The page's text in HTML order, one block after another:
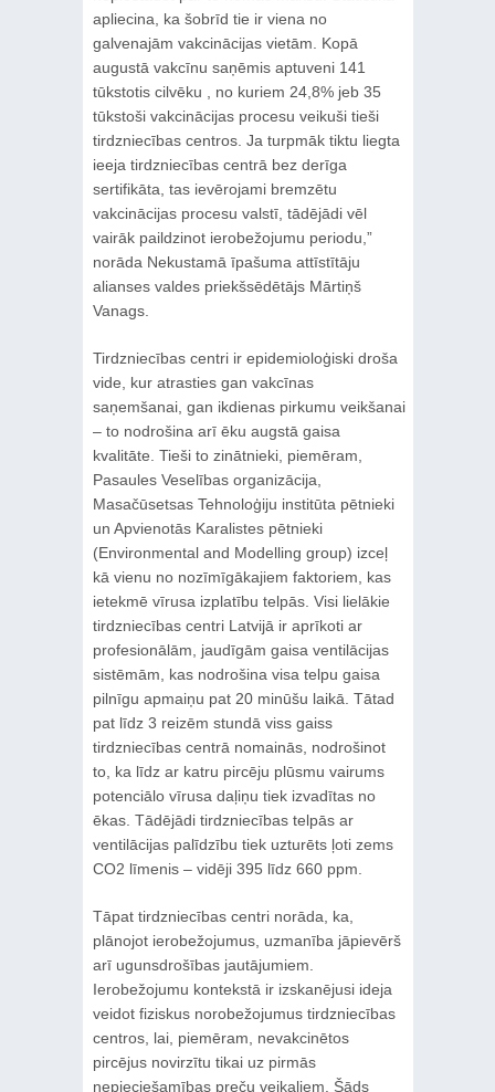
apliecina, ka šobrīd tie ir viena no
galvenajām vakcinācijas vietām. Kopā
augustā vakcīnu saņēmis aptuveni 141
tūkstotis cilvēku , no kuriem 24,8% jeb 35
tūkstoši vakcinācijas procesu veikuši tieši
tirdzniecības centros. Ja turpmāk tiktu liegta
ieeja tirdzniecības centrā bez derīga
sertifikāta, tas ievērojami bremzētu
vakcinācijas procesu valstī, tādējādi vēl
vairāk paildzinot ierobežojumu periodu,”
norāda Nekustamā īpašuma attīstītāju
alianses valdes priekšsēdētājs Mārtiņš
Vanags.
Tirdzniecības centri ir epidemioloģiski droša
vide, kur atrasties gan vakcīnas
saņemšanai, gan ikdienas pirkumu veikšanai
– to nodrošina arī ēku augstā gaisa
kvalitāte. Tieši to zinātnieki, piemēram,
Pasaules Veselības organizācija,
Masačūsetsas Tehnoloģiju institūta pētnieki
un Apvienotās Karalistes pētnieki
(Environmental and Modelling group) izceļ
kā vienu no nozīmīgākajiem faktoriem, kas
ietekmē vīrusa izplatību telpās. Visi lielākie
tirdzniecības centri Latvijā ir aprīkoti ar
profesionālām, jaudīgām gaisa ventilācijas
sistēmām, kas nodrošina visa telpu gaisa
pilnīgu apmaiņu pat 20 minūšu laikā. Tātad
pat līdz 3 reizēm stundā viss gaiss
tirdzniecības centrā nomainās, nodrošinot
to, ka līdz ar katru pircēju plūsmu vairums
potenciālo vīrusa daļiņu tiek izvadītas no
ēkas. Tādējādi tirdzniecības telpās ar
ventilācijas palīdzību tiek uzturēts ļoti zems
CO2 līmenis – vidēji 395 līdz 660 ppm.
Tāpat tirdzniecības centri norāda, ka,
plānojot ierobežojumus, uzmanība jāpievērš
arī ugunsdrošības jautājumiem.
Ierobežojumu kontekstā ir izskanējusi ideja
veidot fiziskus norobežojumus tirdzniecības
centros, lai, piemēram, nevakcinētos
pircējus novirzītu tikai uz pirmās
nepieciešamības preču veikaliem. Šāds